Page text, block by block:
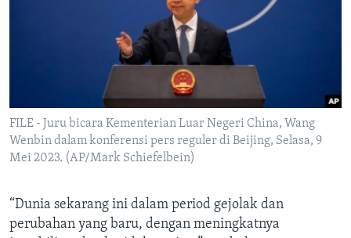
FILE - Juru bicara Kementerian Luar Negeri China, Wang
Wenbin dalam konferensi pers reguler di Beijing, Selasa, 9
Mei 2023. (AP/Mark Schiefelbein)
“Dunia sekarang ini dalam period gejolak dan
perubahan yang baru, dengan meningkatnya